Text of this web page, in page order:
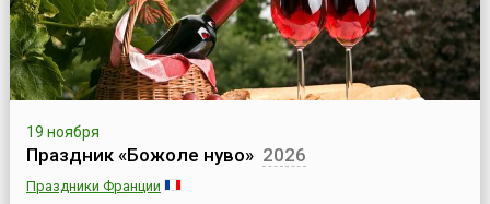
19 ноября
Праздник «Божоле нуво» 2026
Праздники Франции